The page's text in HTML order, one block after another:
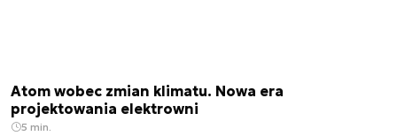
Atom wobec zmian klimatu. Nowa era
projektowania elektrowni
5 min.